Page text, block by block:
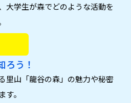
大学生が森でどのような活動を
ろう！
里山「龍谷の森」の魅力や秘密
。